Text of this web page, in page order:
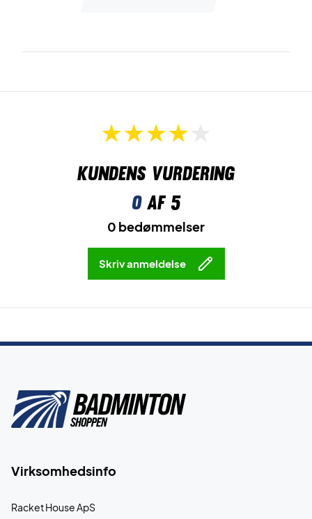
Kundens vurdering
0af 5
0 bedømmelser
Skriv anmeldelse
Virksomhedsinfo
Racket House ApS